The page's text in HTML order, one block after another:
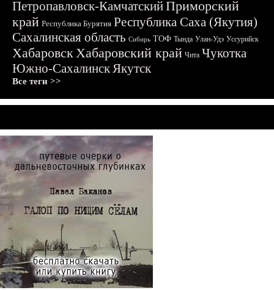
Петропавловск-КамчатскийПриморский
край Республика Бурятия Республика Саха (Якутия)
Сахалинская область Сибирь ТОФ Тында Улан-Удэ Уссурийск
ХабаровскХабаровский край Чита Чукотка
Южно-СахалинскЯкутск
Все теги >>